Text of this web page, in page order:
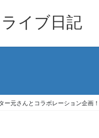
イブ日記
ー元さんとコラボレーション企画！